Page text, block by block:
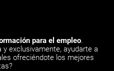
para el empleo.
exclusivamente, ayudarte a
ofreciéndote los mejores